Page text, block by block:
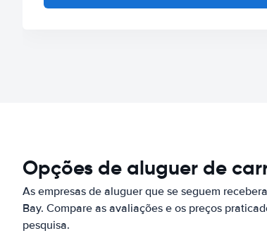
Opções de aluguer de
As empresas de aluguer que se seguem
Bay. Compare as avaliações e os preços
pesquisa.